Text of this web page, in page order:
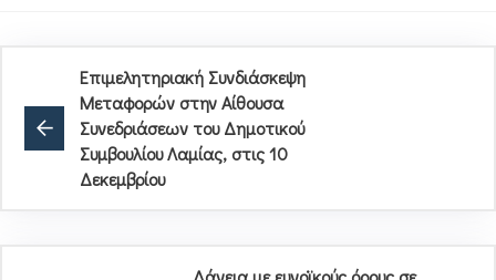
Επιμελητηριακή Συνδιάσκεψη
Μεταφορών στην Αίθουσα
Συνεδριάσεων του Δημοτικού
Συμβουλίου Λαμίας, στις 10
Δεκεμβρίου